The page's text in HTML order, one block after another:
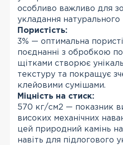
особливо важливо для
укладання
Пористість:
3% — оптимальна
поєднанні з обробкою
щітками створює
текстуру та покращує
клейовими сумішами.
Міцність на стиск:
570 кг/см2 — показник
високих механічних
цей природний камінь
навіть для підлогового